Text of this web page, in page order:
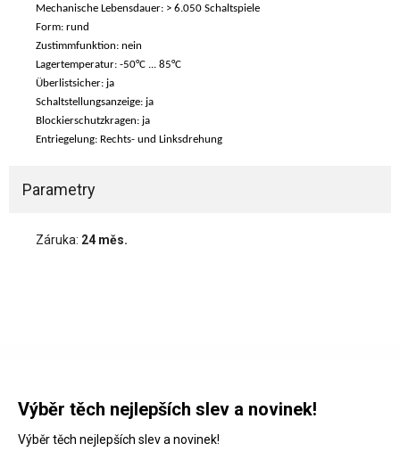
Mechanische Lebensdauer: > 6.050 Schaltspiele
Form: rund
Zustimmfunktion: nein
Lagertemperatur: -50°C ... 85°C
Überlistsicher: ja
Schaltstellungsanzeige: ja
Blockierschutzkragen: ja
Entriegelung: Rechts- und Linksdrehung
Parametry
Záruka: 24 měs.
Výběr těch nejlepších slev a novinek!
Výběr těch nejlepších slev a novinek!